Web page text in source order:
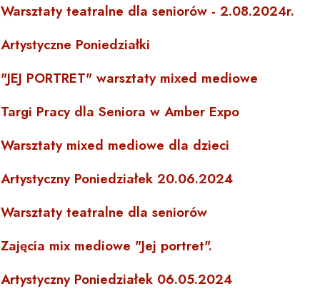
Warsztaty teatralne dla seniorów - 2.08.2024r.
Artystyczne Poniedziałki
"JEJ PORTRET" warsztaty mixed mediowe
Targi Pracy dla Seniora w Amber Expo
Warsztaty mixed mediowe dla dzieci
Artystyczny Poniedziałek 20.06.2024
Warsztaty teatralne dla seniorów
Zajęcia mix mediowe "Jej portret".
Artystyczny Poniedziałek 06.05.2024